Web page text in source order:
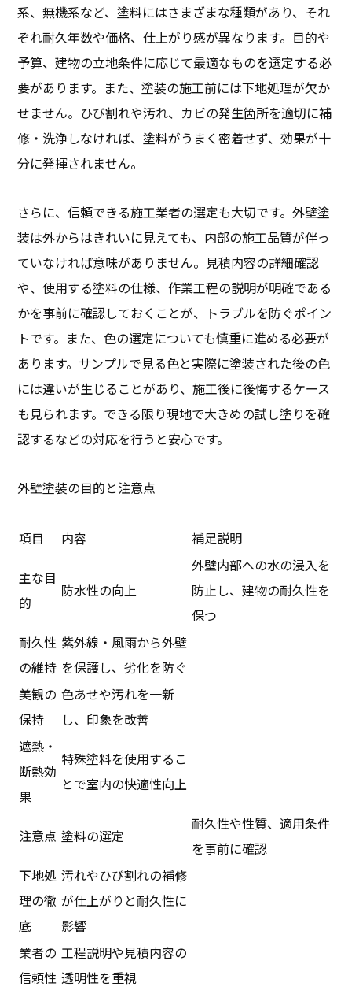
系、無機系など、塗料にはさまざまな種類があり、それ
ぞれ耐久年数や価格、仕上がり感が異なります。目的や
予算、建物の立地条件に応じて最適なものを選定する必
要があります。また、塗装の施工前には下地処理が欠か
せません。ひび割れや汚れ、カビの発生箇所を適切に補
修・洗浄しなければ、塗料がうまく密着せず、効果が十
分に発揮されません。
さらに、信頼できる施工業者の選定も大切です。外壁塗
装は外からはきれいに見えても、内部の施工品質が伴っ
ていなければ意味がありません。見積内容の詳細確認
や、使用する塗料の仕様、作業工程の説明が明確である
かを事前に確認しておくことが、トラブルを防ぐポイン
トです。また、色の選定についても慎重に進める必要が
あります。サンプルで見る色と実際に塗装された後の色
には違いが生じることがあり、施工後に後悔するケース
も見られます。できる限り現地で大きめの試し塗りを確
認するなどの対応を行うと安心です。
外壁塗装の目的と注意点
項目 内容 補足説明
主な目
的
防水性の向上
外壁内部への水の浸入を
防止し、建物の耐久性を
保つ
耐久性
の維持
紫外線・風雨から外壁
を保護し、劣化を防ぐ
美観の
保持
色あせや汚れを一新
し、印象を改善
遮熱・
断熱効
果
特殊塗料を使用するこ
とで室内の快適性向上
注意点 塗料の選定
耐久性や性質、適用条件
を事前に確認
下地処
理の徹
底
汚れやひび割れの補修
が仕上がりと耐久性に
影響
業者の
信頼性
工程説明や見積内容の
透明性を重視